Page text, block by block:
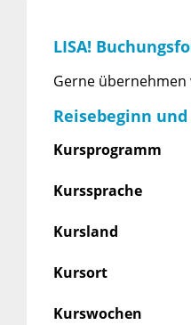
LISA!
Gerne übernehmen
Reisebeginn
Kursprogramm
Kurssprache
Kursland
Kursort
Kurswochen